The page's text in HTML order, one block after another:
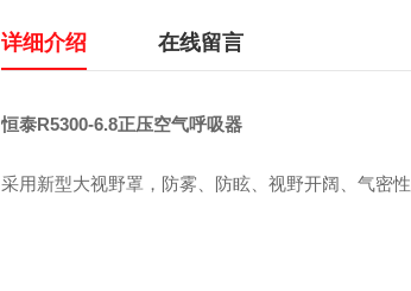
1、检查罩的镜片、系
每个部位都要清洁，不
详细介绍 在线留言
恒泰R5300-6.8正压空气呼吸器
采用新型大视野罩，防雾、防眩、视野开阔、气密